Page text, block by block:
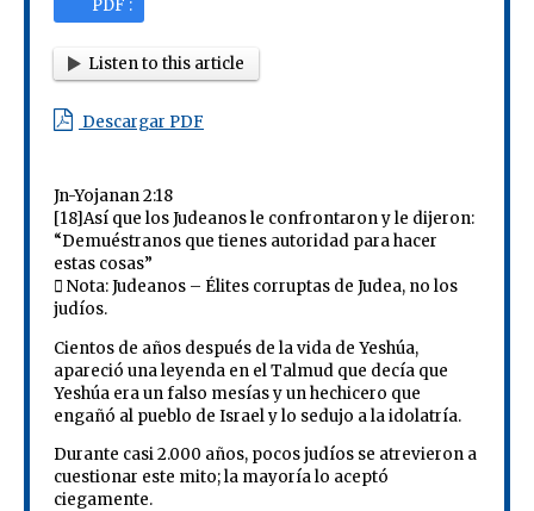
PDF :
Listen to this article
Descargar PDF
Jn-Yojanan 2:18
[18]Así que los Judeanos le confrontaron y le dijeron:
“Demuéstranos que tienes autoridad para hacer
estas cosas”
 Nota: Judeanos – Élites corruptas de Judea, no los
judíos.
Cientos de años después de la vida de Yeshúa,
apareció una leyenda en el Talmud que decía que
Yeshúa era un falso mesías y un hechicero que
engañó al pueblo de Israel y lo sedujo a la idolatría.
Durante casi 2.000 años, pocos judíos se atrevieron a
cuestionar este mito; la mayoría lo aceptó
ciegamente.